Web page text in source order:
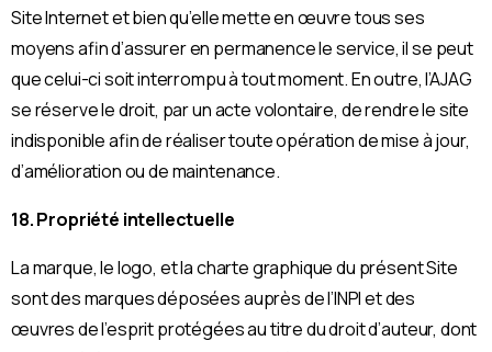
Site Internet et bien qu’elle mette en œuvre tous ses
moyens afin d’assurer en permanence le service, il se peut
que celui-ci soit interrompu à tout moment. En outre, l’AJAG
se réserve le droit, par un acte volontaire, de rendre le site
indisponible afin de réaliser toute opération de mise à jour,
d’amélioration ou de maintenance.
18. Propriété intellectuelle
La marque, le logo, et la charte graphique du présent Site
sont des marques déposées auprès de l’INPI et des
œuvres de l’esprit protégées au titre du droit d’auteur, dont